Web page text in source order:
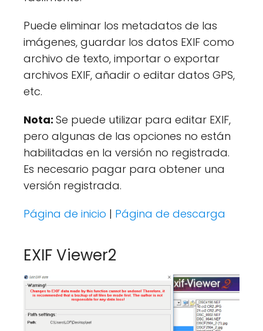
Puede eliminar los metadatos de las
imágenes, guardar los datos EXIF como
archivo de texto, importar o exportar
archivos EXIF, añadir o editar datos GPS,
etc.
Nota: Se puede utilizar para editar EXIF,
pero algunas de las opciones no están
habilitadas en la versión no registrada.
Es necesario pagar para obtener una
versión registrada.
Página de inicio | Página de descarga
EXIF Viewer2